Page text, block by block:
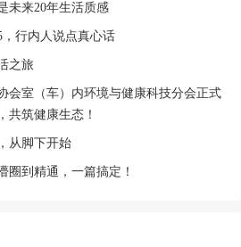
未来20年生活质感
行内人说点真心话
之旅
会室（车）内环境与健康科技分会正式
共筑健康生态！
从脚下开始
圈到精通，一篇搞定！